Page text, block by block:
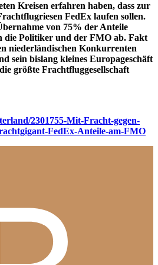
Kreisen erfahren haben, dass zur
FedEx laufen sollen.
von 75% der Anteile
die Politiker und der FMO ab. Fakt
niederländischen Konkurrenten
sein bislang kleines Europageschäft
größte Frachtfluggesellschaft
2301755-Mit-Fracht-gegen-
FedEx-Anteile-am-FMO